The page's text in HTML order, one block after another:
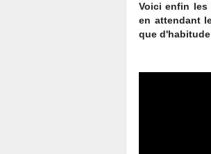
Voici enfin les
en attendant
que